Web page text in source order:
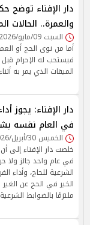
دار الإفتاء توضح
والعمرة.. الحالات
السبت 09/مايو/2026 - 09:00 م
أما من نوى الحج أو
فيستحب له الإحرام
الميقات الذي يمر به
دار الإفتاء: يجوز
في العام نفسه
الخميس 30/أبريل/2026 - 08:00 م
خلصت دار الإفتاء إلى
في عام واحد جائز ولا
الشرعية للحاج، وأداء
الخير في الحج عن
ملتزمًا بالضوابط